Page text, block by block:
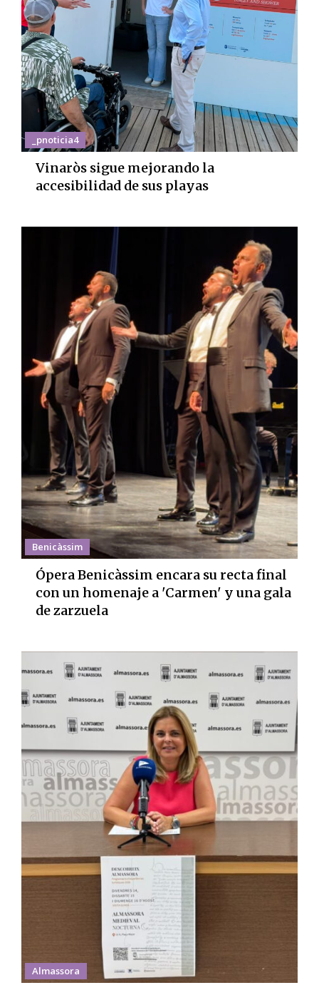
_pnoticia4
Vinaròs sigue mejorando la
accesibilidad de sus playas
Benicàssim
Ópera Benicàssim encara su recta final
con un homenaje a 'Carmen' y una gala
de zarzuela
Almassora